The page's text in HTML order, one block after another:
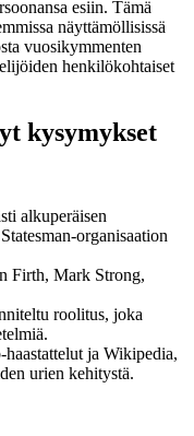
esiin. Tämä
näyttämöllisissä
vuosikymmenten
henkilökohtaiset
kysymykset
alkuperäisen
organisaation
Firth, Mark Strong,
roolitus, joka
ja Wikipedia,
urien kehitystä.